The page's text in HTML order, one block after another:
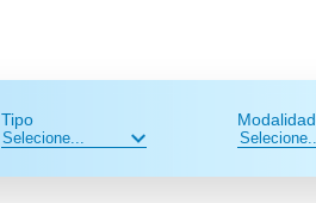
Tipo